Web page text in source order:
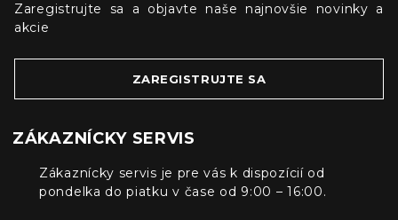
Zaregistrujte sa a objavte naše najnovšie novinky a
akcie
ZAREGISTRUJTE SA
ZÁKAZNÍCKY SERVIS
Zákaznícky servis je pre vás k dispozícií od
pondelka do piatku v čase od 9:00 – 16:00.